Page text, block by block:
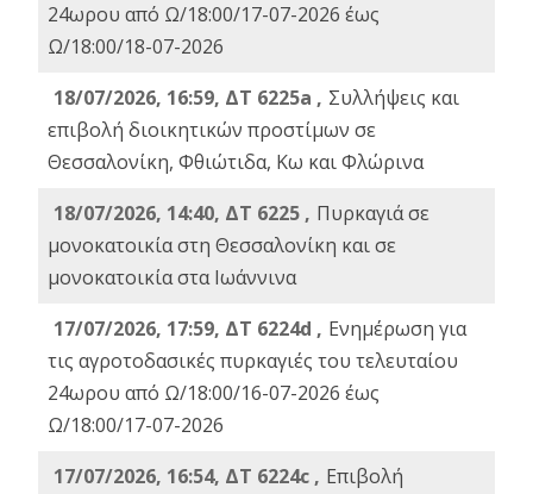
24ωρου από Ω/18:00/17-07-2026 έως
Ω/18:00/18-07-2026
18/07/2026, 16:59, ΔT 6225a , Συλλήψεις και
επιβολή διοικητικών προστίμων σε
Θεσσαλονίκη, Φθιώτιδα, Κω και Φλώρινα
18/07/2026, 14:40, ΔΤ 6225 , Πυρκαγιά σε
μονοκατοικία στη Θεσσαλονίκη και σε
μονοκατοικία στα Ιωάννινα
17/07/2026, 17:59, ΔΤ 6224d , Ενημέρωση για
τις αγροτοδασικές πυρκαγιές του τελευταίου
24ωρου από Ω/18:00/16-07-2026 έως
Ω/18:00/17-07-2026
17/07/2026, 16:54, ΔΤ 6224c , Επιβολή